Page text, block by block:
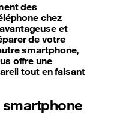
des
chez
et
de votre
smartphone,
offre une
tout en faisant